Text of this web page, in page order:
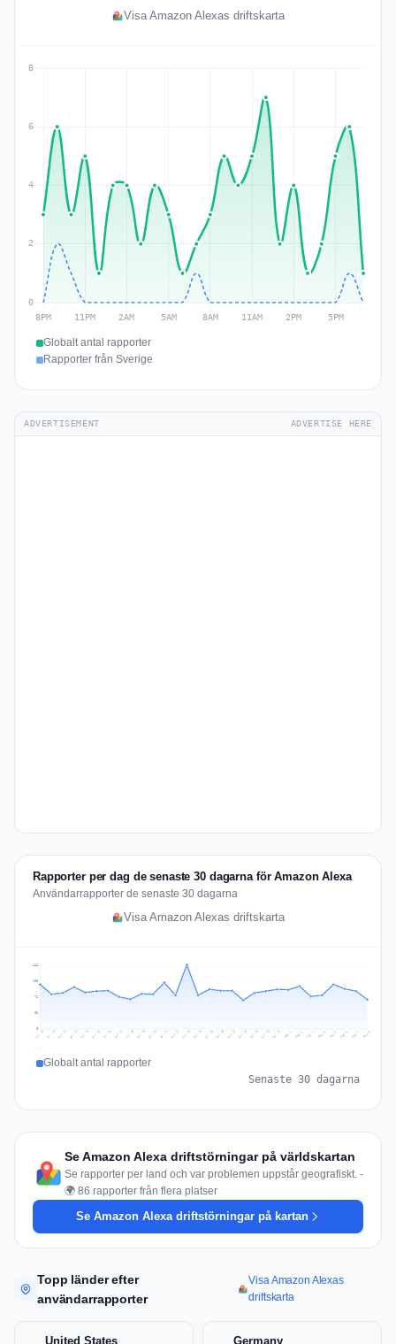
Visa Amazon Alexas driftskarta
Globalt antal rapporter
Rapporter från Sverige
ADVERTISEMENT ADVERTISE HERE
Rapporter per dag de senaste 30 dagarna för Amazon Alexa
Användarrapporter de senaste 30 dagarna
Visa Amazon Alexas driftskarta
36
72
108
144
Jul 10 Jul 11 Jul 12 Jul 13 Jul 14 Jul 15 Jul 16 Jul 17 Jul 18 Jul 19 Jul 20 Jul 21 Jul 22 Jul 23 Jul 24 Jul 25 Jul 26 Jul 27 Jul 28 Jul 29 Jul 30 Jul 31 Aug 1 Aug 2 Aug 3 Aug 4 Aug 5 Aug 6 Aug 7 Aug 8
Globalt antal rapporter
Senaste 30 dagarna
Se Amazon Alexa driftstörningar på världskartan
Se rapporter per land och var problemen uppstår geografiskt. -
🌍 86 rapporter från flera platser
Se Amazon Alexa driftstörningar på kartan
Topp länder efter
användarrapporter
Visa Amazon Alexas
driftskarta
United States Germany